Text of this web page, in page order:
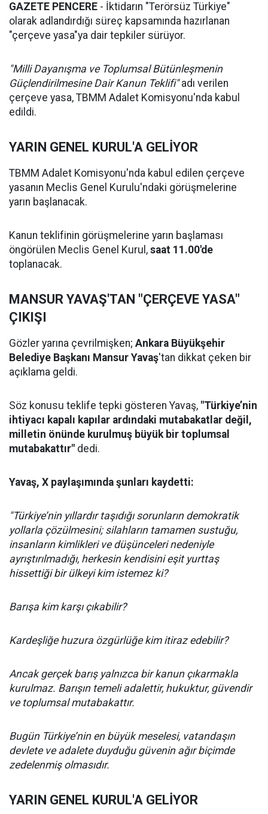
GAZETE PENCERE - İktidarın "Terörsüz Türkiye"
olarak adlandırdığı süreç kapsamında hazırlanan
"çerçeve yasa"ya dair tepkiler sürüyor.
"Milli Dayanışma ve Toplumsal Bütünleşmenin
Güçlendirilmesine Dair Kanun Teklifi"adı verilen
çerçeve yasa, TBMM Adalet Komisyonu'nda kabul
edildi.
YARIN GENEL KURUL'A GELİYOR
TBMM Adalet Komisyonu'nda kabul edilen çerçeve
yasanın Meclis Genel Kurulu'ndaki görüşmelerine
yarın başlanacak.
Kanun teklifinin görüşmelerine yarın başlaması
öngörülen Meclis Genel Kurul, saat 11.00'de
toplanacak.
MANSUR YAVAŞ'TAN "ÇERÇEVE YASA"
ÇIKIŞI
Gözler yarına çevrilmişken; Ankara Büyükşehir
Belediye Başkanı Mansur Yavaş'tan dikkat çeken bir
açıklama geldi.
Söz konusu teklife tepki gösteren Yavaş, "Türkiye’nin
ihtiyacı kapalı kapılar ardındaki mutabakatlar değil,
milletin önünde kurulmuş büyük bir toplumsal
mutabakattır" dedi.
Yavaş, X paylaşımında şunları kaydetti:
"Türkiye’nin yıllardır taşıdığı sorunların demokratik
yollarla çözülmesini; silahların tamamen sustuğu,
insanların kimlikleri ve düşünceleri nedeniyle
ayrıştırılmadığı, herkesin kendisini eşit yurttaş
hissettiği bir ülkeyi kim istemez ki?
Barışa kim karşı çıkabilir?
Kardeşliğe huzura özgürlüğe kim itiraz edebilir?
Ancak gerçek barış yalnızca bir kanun çıkarmakla
kurulmaz. Barışın temeli adalettir, hukuktur, güvendir
ve toplumsal mutabakattır.
Bugün Türkiye’nin en büyük meselesi, vatandaşın
devlete ve adalete duyduğu güvenin ağır biçimde
zedelenmiş olmasıdır.
YARIN GENEL KURUL'A GELİYOR